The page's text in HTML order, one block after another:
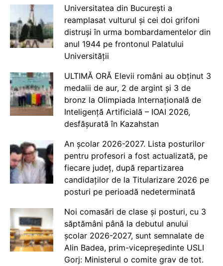
Universitatea din București a
reamplasat vulturul și cei doi grifoni
distruși în urma bombardamentelor din
anul 1944 pe frontonul Palatului
Universității
ULTIMĂ ORĂ Elevii români au obținut 3
medalii de aur, 2 de argint și 3 de
bronz la Olimpiada Internațională de
Inteligență Artificială – IOAI 2026,
desfășurată în Kazahstan
An școlar 2026-2027. Lista posturilor
pentru profesori a fost actualizată, pe
fiecare județ, după repartizarea
candidaților de la Titularizare 2026 pe
posturi pe perioadă nedeterminată
Noi comasări de clase și posturi, cu 3
săptămâni până la debutul anului
școlar 2026-2027, sunt semnalate de
Alin Badea, prim-vicepreședinte USLI
Gorj: Ministerul o comite grav de tot.